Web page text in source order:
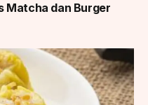
Matcha dan Burger